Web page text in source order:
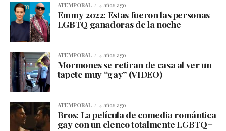
ATEMPORAL 4 años ago
Emmy 2022: Estas fueron las personas
LGBTQ ganadoras de la noche
ATEMPORAL 4 años ago
Mormones se retiran de casa al ver un
tapete muy “gay” (VIDEO)
ATEMPORAL 4 años ago
Bros: La película de comedia romántica
gay con un elenco totalmente LGBTQ+